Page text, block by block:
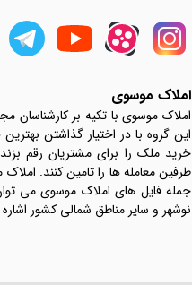
املاک موسوی
املاک موسوی با تکیه بر
این گروه با در اختیار گذاشتن
خرید ملک را برای مشتریان رقم
جمله فایل های املاک موسوی می
نوشهر و سایر مناطق شمالی کشور